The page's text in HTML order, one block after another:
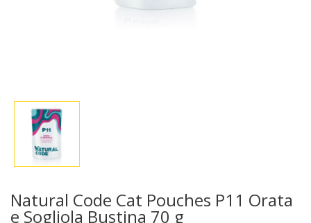
Natural Code Cat Pouches P11 Orata
e Sogliola Bustina 70 g